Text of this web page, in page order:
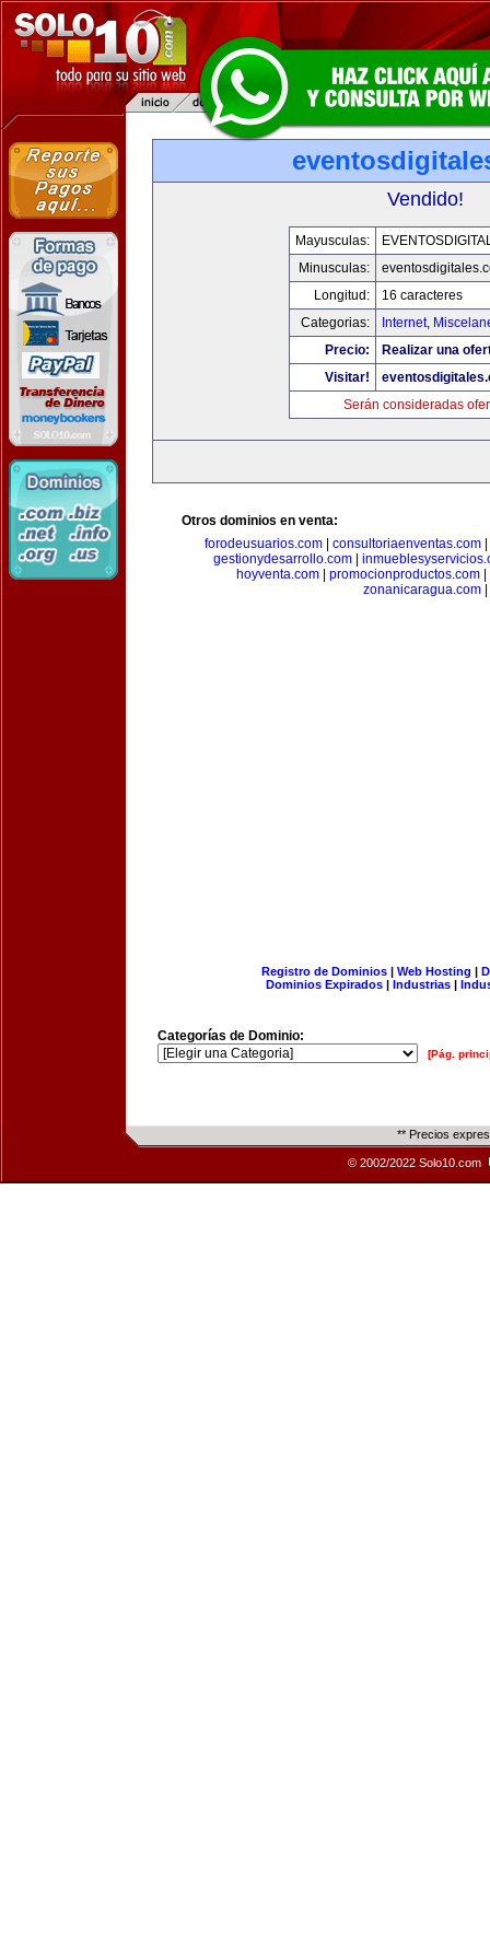
Vendido!
Mayusculas:
Minusculas:
Longitud:
16 caracteres
Categorias:
Internet,
Precio:
Realizar una
Visitar!
Serán consideradas
Otros dominios en venta:
forodeusuarios.com
consultoriaenventas.com
gestionydesarrollo.com
hoyventa.com| promocionproductos.com|
zonanicaragua.com
Registro de Dominios| Web Hosting |
Dominios Expirados | Industrias |
Categorías de Dominio:
[Pág.
** Precios
© 2002/2022 Solo10.com